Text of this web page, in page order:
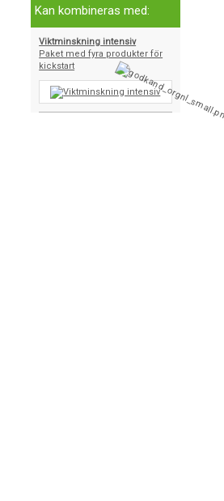
Kan kombineras med:
Viktminskning intensiv
Paket med fyra produkter för
kickstart